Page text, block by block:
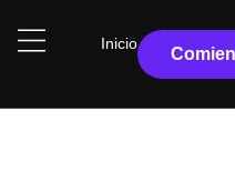
Inicio